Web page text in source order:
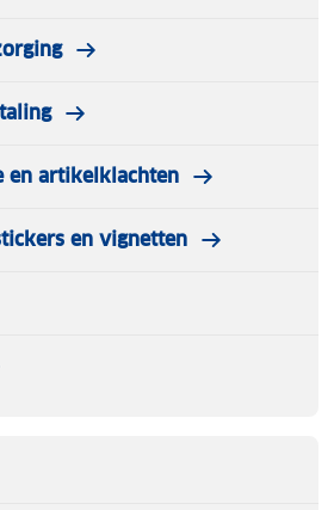
en artikelklachten
en vignetten